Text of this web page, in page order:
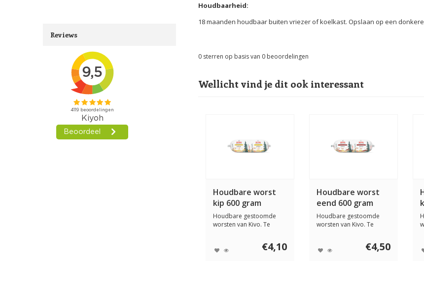
Reviews
Houdbaarheid:
18 maanden houdbaar buiten vriezer of koelkast. Opslaan op een
0 sterren op basis van 0 beoordelingen
Wellicht vind je dit ook interessant
Houdbare worst
kip 600 gram
Houdbare gestoomde
worsten van Kivo. Te
€4,10
Houdbare worst
eend 600 gram
Houdbare gestoomde
worsten van Kivo. Te
€4,50